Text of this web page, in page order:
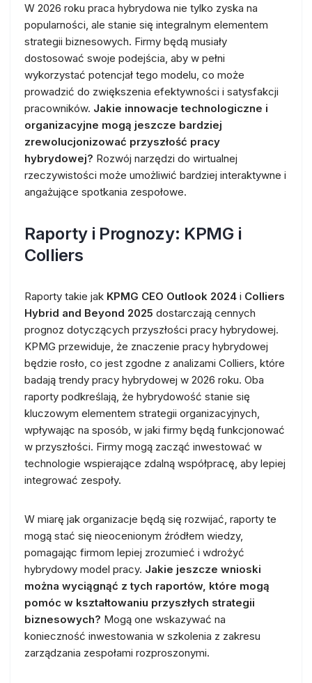
W 2026 roku praca hybrydowa nie tylko zyska na
popularności, ale stanie się integralnym elementem
strategii biznesowych. Firmy będą musiały
dostosować swoje podejścia, aby w pełni
wykorzystać potencjał tego modelu, co może
prowadzić do zwiększenia efektywności i satysfakcji
pracowników. Jakie innowacje technologiczne i
organizacyjne mogą jeszcze bardziej
zrewolucjonizować przyszłość pracy
hybrydowej? Rozwój narzędzi do wirtualnej
rzeczywistości może umożliwić bardziej interaktywne i
angażujące spotkania zespołowe.
Raporty i Prognozy: KPMG i
Colliers
Raporty takie jak KPMG CEO Outlook 2024 i Colliers
Hybrid and Beyond 2025 dostarczają cennych
prognoz dotyczących przyszłości pracy hybrydowej.
KPMG przewiduje, że znaczenie pracy hybrydowej
będzie rosło, co jest zgodne z analizami Colliers, które
badają trendy pracy hybrydowej w 2026 roku. Oba
raporty podkreślają, że hybrydowość stanie się
kluczowym elementem strategii organizacyjnych,
wpływając na sposób, w jaki firmy będą funkcjonować
w przyszłości. Firmy mogą zacząć inwestować w
technologie wspierające zdalną współpracę, aby lepiej
integrować zespoły.
W miarę jak organizacje będą się rozwijać, raporty te
mogą stać się nieocenionym źródłem wiedzy,
pomagając firmom lepiej zrozumieć i wdrożyć
hybrydowy model pracy. Jakie jeszcze wnioski
można wyciągnąć z tych raportów, które mogą
pomóc w kształtowaniu przyszłych strategii
biznesowych? Mogą one wskazywać na
konieczność inwestowania w szkolenia z zakresu
zarządzania zespołami rozproszonymi.